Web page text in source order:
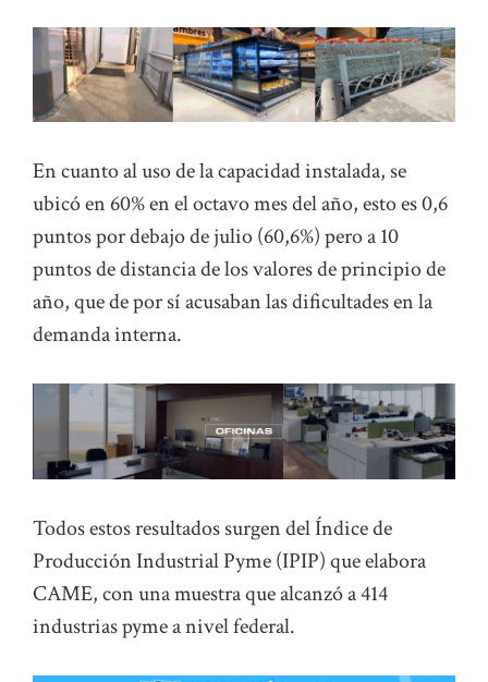
En cuanto al uso de la capacidad instalada, se
ubicó en 60% en el octavo mes del año, esto es 0,6
puntos por debajo de julio (60,6%) pero a 10
puntos de distancia de los valores de principio de
año, que de por sí acusaban las dificultades en la
demanda interna.
Todos estos resultados surgen del Índice de
Producción Industrial Pyme (IPIP) que elabora
CAME, con una muestra que alcanzó a 414
industrias pyme a nivel federal.